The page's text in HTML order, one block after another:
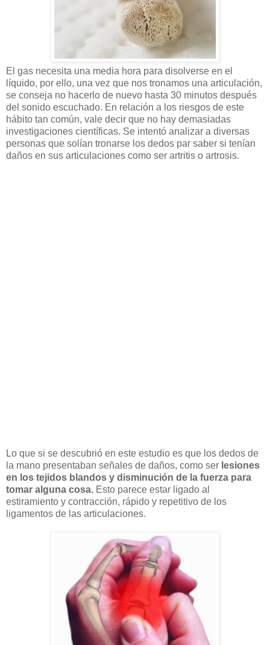
El gas necesita una media hora para disolverse en el
líquido, por ello, una vez que nos tronamos una articulación,
se conseja no hacerlo de nuevo hasta 30 minutos después
del sonido escuchado. En relación a los riesgos de este
hábito tan común, vale decir que no hay demasiadas
investigaciones científicas. Se intentó analizar a diversas
personas que solían tronarse los dedos par saber si tenían
daños en sus articulaciones como ser artritis o artrosis.
Lo que si se descubrió en este estudio es que los dedos de
la mano presentaban señales de daños, como ser lesiones
en los tejidos blandos y disminución de la fuerza para
tomar alguna cosa. Esto parece estar ligado al
estiramiento y contracción, rápido y repetitivo de los
ligamentos de las articulaciones.